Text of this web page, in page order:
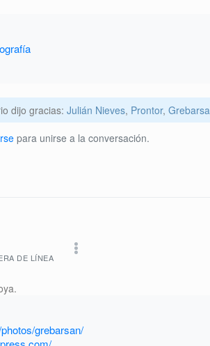
dijo gracias: Julián Nieves, Prontor,
para unirse a la conversación.
DE LÍNEA
grebarsan/